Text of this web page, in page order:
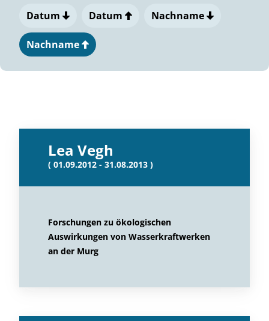
Datum Datum Nachname
Nachname
Lea Vegh
( 01.09.2012 - 31.08.2013 )
Forschungen zu ökologischen
Auswirkungen von Wasserkraftwerken
an der Murg